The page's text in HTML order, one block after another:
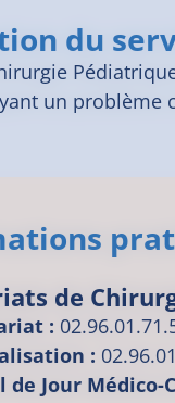
du
un
de
:
:
de Jour